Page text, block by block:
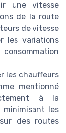
une vitesse
de la route
de vitesse
les variations
les chauffeurs
mentionné
à la
les
des routes